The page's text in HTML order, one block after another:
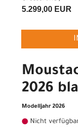
5.299,00 EUR
2026
Modelljahr 2026
Nicht